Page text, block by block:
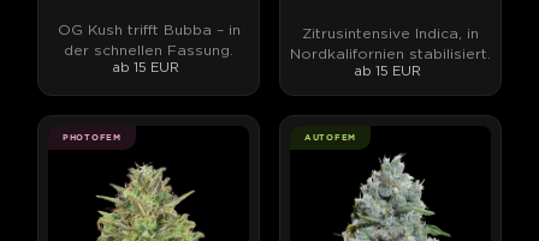
OG Kush trifft Bubba – in
der schnellen Fassung.
ab 15 EUR
Zitrusintensive Indica, in
Nordkalifornien stabilisiert.
ab 15 EUR
PHOTOFEM AUTOFEM